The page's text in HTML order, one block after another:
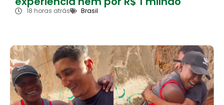
18 horas atrás Brasil